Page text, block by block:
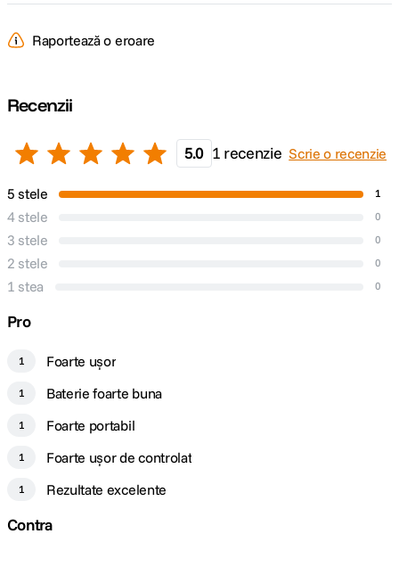
Greutate 428g
Tip acumulator
Autonomie
maxima
aprox. 5 ore
Raportează o eroare
Recenzii
5.0 1 recenzie Scrie o recenzie
5 stele 1
4 stele 0
3 stele 0
2 stele 0
1 stea 0
Pro
1 Foarte ușor
1 Baterie foarte buna
1 Foarte portabil
1 Foarte ușor de controlat
1 Rezultate excelente
Contra